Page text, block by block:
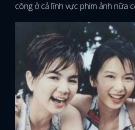
công ở cả lĩnh vực phim ảnh nữa